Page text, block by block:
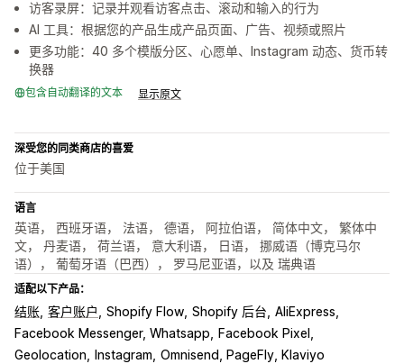
访客录屏：记录并观看访客点击、滚动和输入的行为
AI 工具：根据您的产品生成产品页面、广告、视频或照片
更多功能：40 多个模版分区、心愿单、Instagram 动态、货币转
换器
包含自动翻译的文本 显示原文
深受您的同类商店的喜爱
位于美国
语言
英语， 西班牙语， 法语， 德语， 阿拉伯语， 简体中文， 繁体中
文， 丹麦语， 荷兰语， 意大利语， 日语， 挪威语（博克马尔
语）， 葡萄牙语（巴西）， 罗马尼亚语，以及 瑞典语
适配以下产品：
结账 客户账户 Shopify Flow Shopify 后台 AliExpress
Facebook Messenger, Whatsapp
Facebook Pixel
Geolocation
Instagram Omnisend, PageFly, Klaviyo